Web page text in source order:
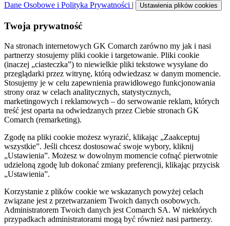
Dane Osobowe i Polityka Prywatności | Ustawienia plików cookies
Twoja prywatność
Na stronach internetowych GK Comarch zarówno my jak i nasi
partnerzy stosujemy pliki cookie i targetowanie. Pliki cookie
(inaczej „ciasteczka”) to niewielkie pliki tekstowe wysyłane do
przeglądarki przez witrynę, którą odwiedzasz w danym momencie.
Stosujemy je w celu zapewnienia prawidłowego funkcjonowania
strony oraz w celach analitycznych, statystycznych,
marketingowych i reklamowych – do serwowanie reklam, których
treść jest oparta na odwiedzanych przez Ciebie stronach GK
Comarch (remarketing).
Zgodę na pliki cookie możesz wyrazić, klikając „Zaakceptuj
wszystkie”. Jeśli chcesz dostosować swoje wybory, kliknij
„Ustawienia”. Możesz w dowolnym momencie cofnąć pierwotnie
udzieloną zgodę lub dokonać zmiany preferencji, klikając przycisk
„Ustawienia”.
Korzystanie z plików cookie we wskazanych powyżej celach
związane jest z przetwarzaniem Twoich danych osobowych.
Administratorem Twoich danych jest Comarch SA. W niektórych
przypadkach administratorami mogą być również nasi partnerzy.